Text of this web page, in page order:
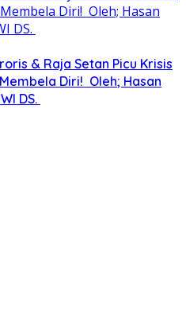
& Raja Setan Picu Krisis
Diri! Oleh; Hasan
DS.